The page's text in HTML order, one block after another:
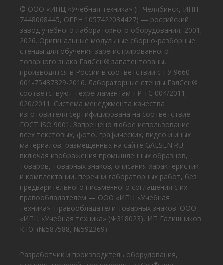
© ООО «ИПЦ «Учебная техника» (г. Челябинск, ИНН
7448068445, ОГРН 1057422034427) — российский
завод учебного лабораторного оборудования, 2001,
2026. Оригинальные модульные сборно-разборные
стенды для обучения зарегистрированного
товарного знака ГалСен® запатентованы,
производятся в России в соответствии с ТУ 9660-
001-75437329-2016. Лабораторные стенды ГалСен®
соответствуют техрегламентам ТР ТС 004/2011,
020/2011. Система менеджмента качества
изготовителя сертифицирована на соответствие
ГОСТ ISO 9001. Запрещено любое использование
всех текстовых, фото, графических, видео и иных
материалов, размещенных на сайте GALSEN.RU,
включая изображения промышленных образцов,
товаров, товарных знаков, описания характеристик
и комплектации, перечни лабораторных работ, без
предварительного письменного соглашения с их
правообладателем — ООО «ИПЦ «Учебная
техника». Правообладатели товарных знаков: ООО
«ИПЦ «Учебная техника» (№318023), ИП Галишников
К.Ю. (№587588, №592369).
Разработчик и производитель оборудования,